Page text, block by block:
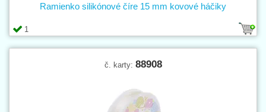
1
Ramienko silikónové číre 15 mm kovové háčiky
č. karty: 88908